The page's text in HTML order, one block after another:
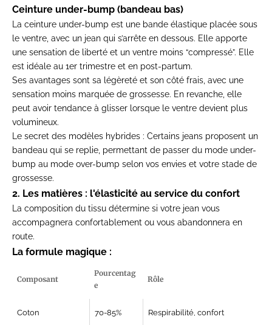
Ceinture under-bump (bandeau bas)
La ceinture under-bump est une bande élastique placée sous
le ventre, avec un jean qui s’arrête en dessous. Elle apporte
une sensation de liberté et un ventre moins “compressé”. Elle
est idéale au 1er trimestre et en post-partum.
Ses avantages sont sa légèreté et son côté frais, avec une
sensation moins marquée de grossesse. En revanche, elle
peut avoir tendance à glisser lorsque le ventre devient plus
volumineux.
Le secret des modèles hybrides : Certains jeans proposent un
bandeau qui se replie, permettant de passer du mode under-
bump au mode over-bump selon vos envies et votre stade de
grossesse.
2. Les matières : l'élasticité au service du confort
La composition du tissu détermine si votre jean vous
accompagnera confortablement ou vous abandonnera en
route.
La formule magique :
Composant
Pourcentag
e
Rôle
Coton 70-85% Respirabilité, confort